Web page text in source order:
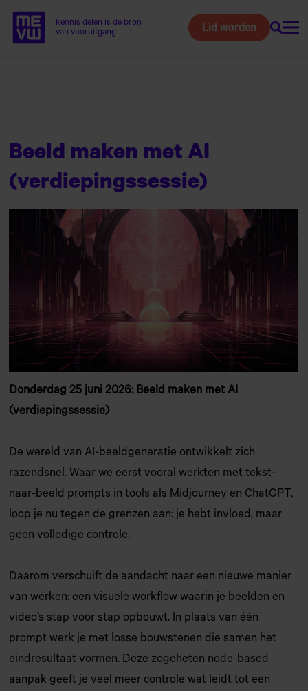
Naar
Home van MEVW
kennis delen is de bron
van vooruitgang
Lid worden
Beeld maken met AI
(verdiepingssessie)
Donderdag 25 juni 2026: Beeld maken met AI
(verdiepingssessie)
De wereld van AI-beeldgeneratie ontwikkelt zich
razendsnel. Waar we eerst vooral werkten met tekst-
naar-beeld prompts in tools als Midjourney en ChatGPT,
loop je nu tegen de grenzen aan: je hebt invloed, maar
geen volledige controle.
Daarom verschuift de aandacht naar een nieuwe manier
van werken: een visuele workflow waarin je beelden en
video’s stap voor stap opbouwt. In plaats van één
prompt werk je met losse bouwstenen die samen het
eindresultaat vormen. Deze zogeheten node-based
aanpak geeft je veel meer controle wat leidt tot een